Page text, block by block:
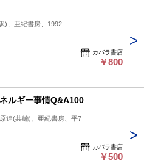
)、亜紀書房、1992
カバラ書店
￥800
ルギー事情Q&A100
達(共編)、亜紀書房、平7
カバラ書店
￥500